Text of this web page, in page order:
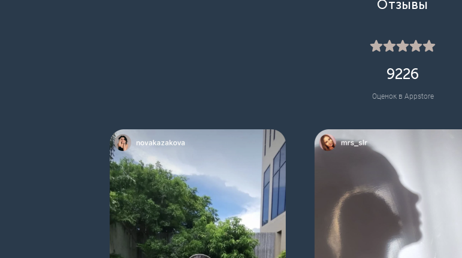
Отзывы
9226
Оценок в Appstore